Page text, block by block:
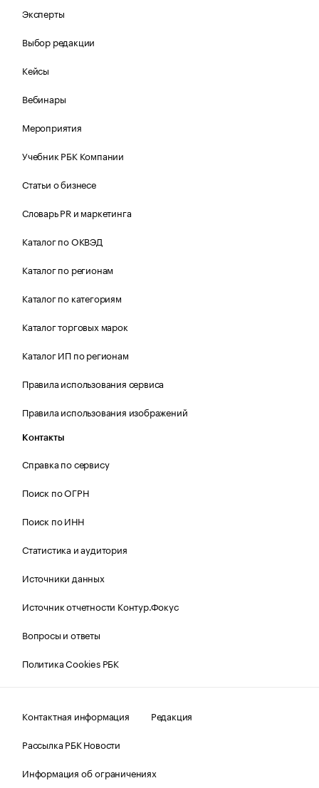
Эксперты
Выбор редакции
Кейсы
Вебинары
Мероприятия
Учебник РБК Компании
Статьи о бизнесе
Словарь PR и маркетинга
Каталог по ОКВЭД
Каталог по регионам
Каталог по категориям
Каталог торговых марок
Каталог ИП по регионам
Правила использования сервиса
Правила использования изображений
Контакты
Справка по сервису
Поиск по ОГРН
Поиск по ИНН
Статистика и аудитория
Источники данных
Источник отчетности Контур.Фокус
Вопросы и ответы
Политика Cookies РБК
Контактная информация
Редакция
Рассылка РБК Новости
Информация об ограничениях